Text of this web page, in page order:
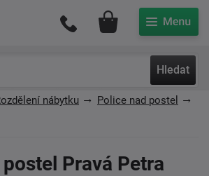
Hledat
Můj účet
nábytku
Police nad postel
Pravá Petra